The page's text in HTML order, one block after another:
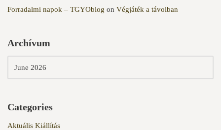
Forradalmi napok – TGYOblog on Végjáték a távolban
Archívum
Categories
Aktuális Kiállítás